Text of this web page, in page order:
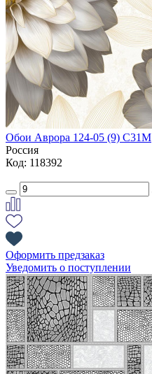
Обои Аврора 124-05 (9) С31М
Россия
Код: 118392
Оформить предзаказ
Уведомить о поступлении